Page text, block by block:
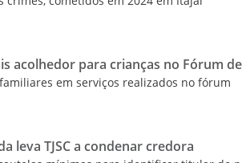
acolhedor para crianças no Fórum
em serviços realizados no fórum
leva TJSC a condenar credora